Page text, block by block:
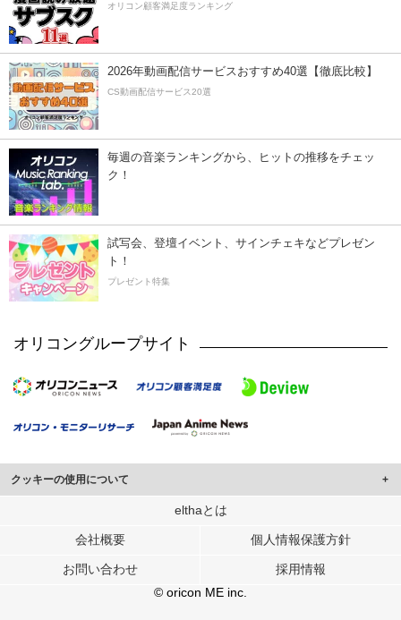
オリコン顧客満足度ランキング
2026年動画配信サービスおすすめ40選【徹底比較】
CS動画配信サービス20選
毎週の音楽ランキングから、ヒットの推移をチェッ
ク！
試写会、登壇イベント、サインチェキなどプレゼン
ト！
プレゼント特集
オリコングループサイト
クッキーの使用について
このサイトでは Cookie を使用して、ユーザーに合わせたコンテンツや広告の
行っています。
メディアや広告配信、データ解析の各パートナーに提供しています。
各パートナーは、この情報とユーザーが各パートナーに提供した他の情報や、
ユーザーが各パートナーのサービスを使用したときに収集した他の情報を組み
elthaとは
会社概要 個人情報保護方針
お問い合わせ
採用情報
© oricon ME inc.